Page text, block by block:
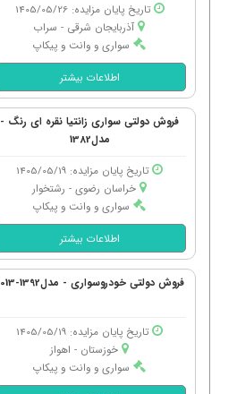
تاریخ پایان مزایده: 1405/05/26
آذربایجان شرقی - سراب
سواری و وانت و پیکاپ
اطلاعات بیشتر
فروش دولتی سواری زانتیا نقره ای رنگ -
مدل1382
تاریخ پایان مزایده: 1405/05/19
خراسان رضوی - رشتخوار
سواری و وانت و پیکاپ
اطلاعات بیشتر
فروش دولتی خودروسواری - مدل1392-2013
تاریخ پایان مزایده: 1405/05/19
خوزستان - اهواز
سواری و وانت و پیکاپ